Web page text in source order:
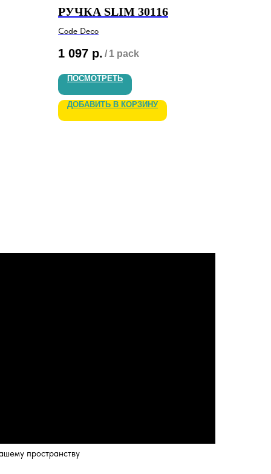
РУЧКА SLIM 30116
Code Deco
1 097 р. / 1 pack
ПОСМОТРЕТЬ
ДОБАВИТЬ В КОРЗИНУ
пространству